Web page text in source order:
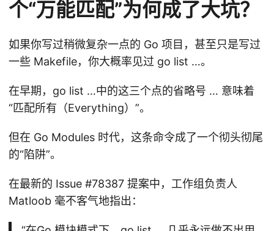
个“万能匹配”为何成了大坑？
如果你写过稍微复杂一点的 Go 项目，甚至只是写过
一些 Makefile，你大概率见过 go list …。
在早期，go list …中的这三个点的省略号 … 意味着
“匹配所有（Everything）”。
但在 Go Modules 时代，这条命令成了一个彻头彻尾
的“陷阱”。
在最新的 Issue #78387 提案中，工作组负责人
Matloob 毫不客气地指出：